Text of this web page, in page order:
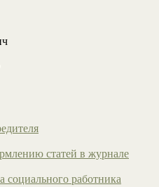
статей в журнале
социального работника